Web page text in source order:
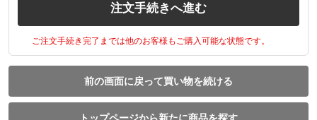
注文手続きへ進む
ご注文手続き完了までは他のお客様もご購入可能な状態です。
前の画面に戻って買い物を続ける
トップページから新たに商品を探す